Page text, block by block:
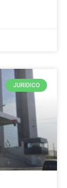
JURIDICO